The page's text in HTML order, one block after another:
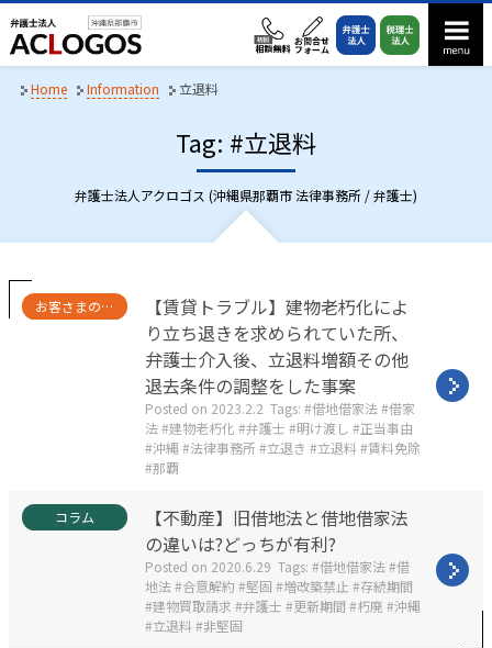
i
t
e
Home Information 立退料
Tag: #立退料
弁護士法人アクロゴス (沖縄県那覇市 法律事務所 / 弁護士)
C
a
お客さまの声・実績紹介
【賃貸トラブル】建物老朽化によ
り立ち退きを求められていた所、
弁護士介入後、立退料増額その他
退去条件の調整をした事案
Posted on 2023.2.2 Tags: 借地借家法 借家
法 建物老朽化 弁護士 明け渡し
正当事由
沖縄
法律事務所 立退き 立退料
賃料免除
那覇
C
a
コラム
【不動産】旧借地法と借地借家法
の違いは?どっちが有利?
Posted on 2020.6.29 Tags: 借地借家法 借
地法
合意解約 堅固 増改築禁止
存続期間
建物買取請求
弁護士 更新期間 朽廃
沖縄
立退料
非堅固